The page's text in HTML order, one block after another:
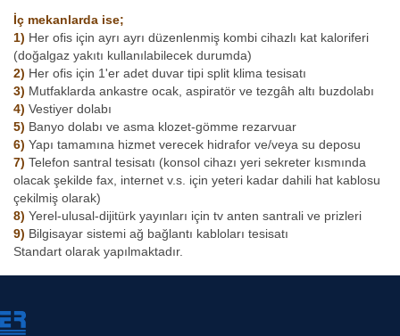
İç mekanlarda ise;
1) Her ofis için ayrı ayrı düzenlenmiş kombi cihazlı kat kaloriferi
(doğalgaz yakıtı kullanılabilecek durumda)
2) Her ofis için 1'er adet duvar tipi split klima tesisatı
3) Mutfaklarda ankastre ocak, aspiratör ve tezgâh altı buzdolabı
4) Vestiyer dolabı
5) Banyo dolabı ve asma klozet-gömme rezarvuar
6) Yapı tamamına hizmet verecek hidrafor ve/veya su deposu
7) Telefon santral tesisatı (konsol cihazı yeri sekreter kısmında
olacak şekilde fax, internet v.s. için yeteri kadar dahili hat kablosu
çekilmiş olarak)
8) Yerel-ulusal-dijitürk yayınları için tv anten santrali ve prizleri
9) Bilgisayar sistemi ağ bağlantı kabloları tesisatı
Standart olarak yapılmaktadır.